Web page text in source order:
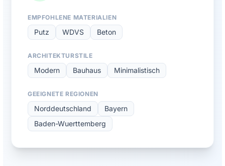
EMPFOHLENE MATERIALIEN
Putz WDVS Beton
ARCHITEKTURSTILE
Modern Bauhaus Minimalistisch
GEEIGNETE REGIONEN
Norddeutschland
Bayern
Baden-Wuerttemberg